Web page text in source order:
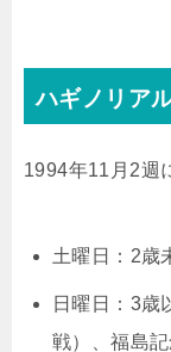
ハギノリア
1994年11月2週
土曜日：2歳
日曜日：3歳
戦）、福島記